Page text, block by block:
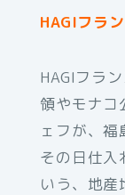
HAGIフラ
HAGIフラ
領やモナコ
ェフが、福
その日仕入
いう、地